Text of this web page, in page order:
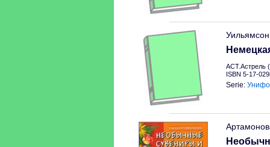
АСТ.Астрель
ISBN 5-17-
Serie: